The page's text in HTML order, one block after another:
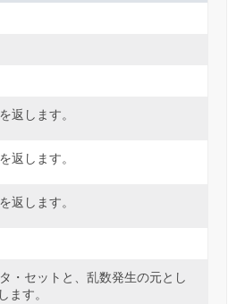
返します。
返します。
返します。
・セットと、乱数発生の元とし
ます。